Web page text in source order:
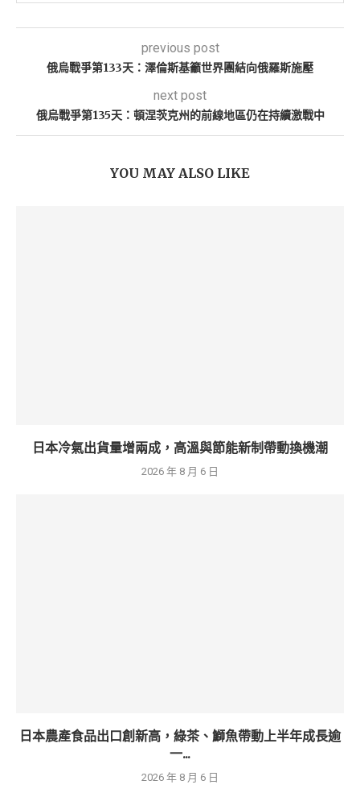
previous post
俄烏戰爭第133天：澤倫斯基籲世界團結向俄羅斯施壓
next post
俄烏戰爭第135天：頓涅茨克州的前線地區仍在持續激戰中
YOU MAY ALSO LIKE
日本冷氣出貨量增兩成，高溫與節能新制帶動換機潮
2026 年 8 月 6 日
日本農產食品出口創新高，綠茶、鰤魚帶動上半年成長逾
一...
2026 年 8 月 6 日